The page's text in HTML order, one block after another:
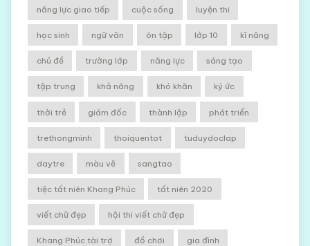
năng lực giao tiếp cuộc sống luyện thi
học sinh ngữ văn ôn tập lớp 10 kĩ năng
chủ đề trường lớp năng lực sáng tạo
tập trung khả năng khó khăn ký ức
thời trẻ giám đốc thành lập phát triển
trethongminh thoiquentot tuduydoclap
daytre màu vẽ sangtao
tiệc tất niên Khang Phúc tất niên 2020
viết chữ đẹp hội thi viết chữ đẹp
Khang Phúc tài trợ đồ chơi gia đình